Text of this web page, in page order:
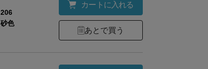
専用化粧箱入り
206
砂色
カートに入れる
あとで買う